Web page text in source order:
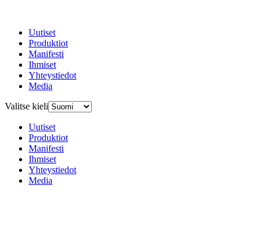
Uutiset
Produktiot
Manifesti
Ihmiset
Yhteystiedot
Media
Valitse kieli
Uutiset
Produktiot
Manifesti
Ihmiset
Yhteystiedot
Media